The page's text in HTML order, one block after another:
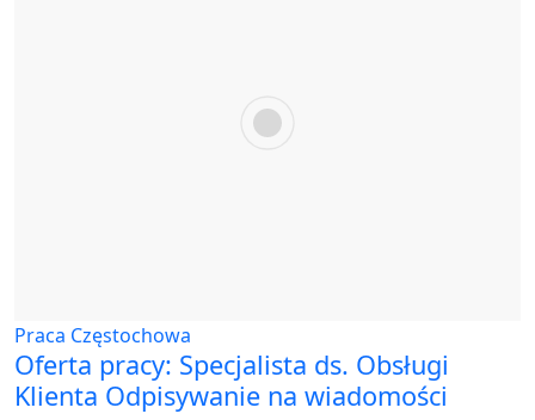
Praca Częstochowa
Oferta pracy: Specjalista ds. Obsługi
Klienta Odpisywanie na wiadomości